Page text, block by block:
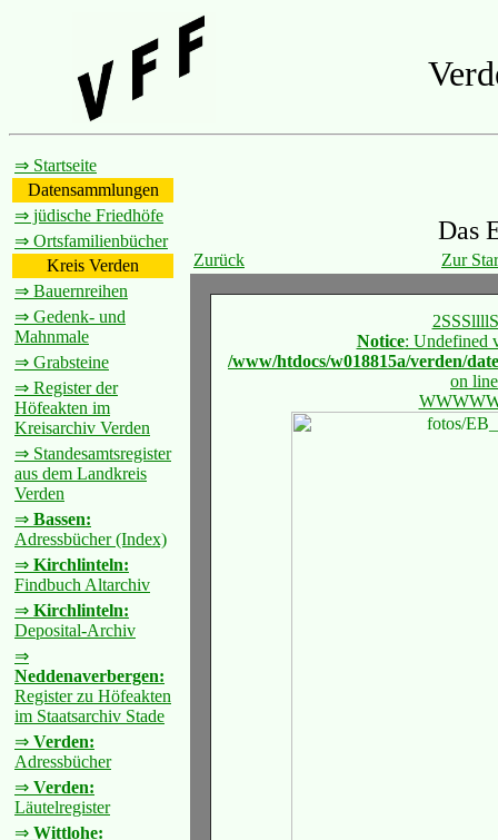
⇒ Startseite
Datensammlungen
⇒ jüdische Friedhöfe
⇒ Ortsfamilienbücher
Kreis Verden
⇒ Bauernreihen
⇒ Gedenk- und
Mahnmale
⇒ Grabsteine
⇒ Register der
Höfeakten im
Kreisarchiv Verden
⇒ Standesamtsregister
aus dem Landkreis
Verden
⇒ Bassen:
Adressbücher (Index)
⇒ Kirchlinteln:
Findbuch Altarchiv
⇒ Kirchlinteln:
Deposital-Archiv
⇒
Neddenaverbergen:
Register zu Höfeakten
im Staatsarchiv Stade
⇒ Verden:
Adressbücher
⇒ Verden:
Läutelregister
⇒ Wittlohe:
Das
Zurück Zur
Notice: Undefined
/www/htdocs/w018815a/verden/
on